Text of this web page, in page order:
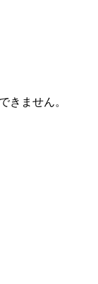
きません。